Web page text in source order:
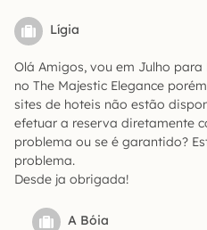
Lígia
Olá Amigos, vou em Julho
no The Majestic Elegance
sites de hoteis não estão
efetuar a reserva diretamente
problema ou se é garantido?
problema.
Desde ja obrigada!
A Bóia